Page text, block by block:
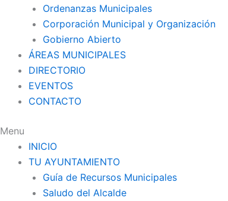
Ordenanzas Municipales
Corporación Municipal y Organización
Gobierno Abierto
ÁREAS MUNICIPALES
DIRECTORIO
EVENTOS
CONTACTO
Menu
INICIO
TU AYUNTAMIENTO
Guía de Recursos Municipales
Saludo del Alcalde